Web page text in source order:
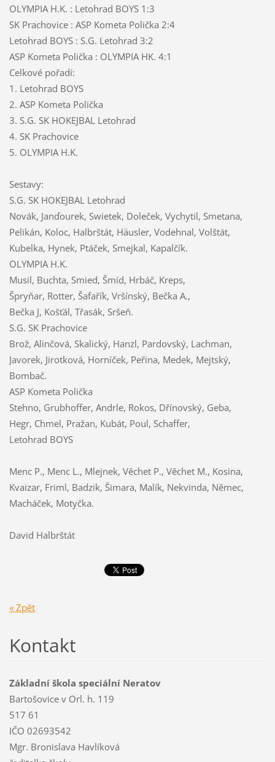
OLYMPIA H.K. : Letohrad BOYS 1:3
SK Prachovice : ASP Kometa Polička 2:4
Letohrad BOYS : S.G. Letohrad 3:2
ASP Kometa Polička : OLYMPIA HK. 4:1
Celkové pořadí:
1. Letohrad BOYS
2. ASP Kometa Polička
3. S.G. SK HOKEJBAL Letohrad
4. SK Prachovice
5. OLYMPIA H.K.
Sestavy:
S.G. SK HOKEJBAL Letohrad
Novák, Janďourek, Swietek, Doleček, Vychytil, Smetana,
Pelikán, Koloc, Halbrštát, Häusler, Vodehnal, Volštát,
Kubelka, Hynek, Ptáček, Smejkal, Kapalčík.
OLYMPIA H.K.
Musil, Buchta, Smied, Šmíd, Hrbáč, Kreps,
Špryňar, Rotter, Šafařík, Vršínský, Bečka A.,
Bečka J, Košťál, Třasák, Sršeň.
S.G. SK Prachovice
Brož, Alinčová, Skalický, Hanzl, Pardovský, Lachman,
Javorek, Jirotková, Horníček, Peřina, Medek, Mejtský,
Bombač.
ASP Kometa Polička
Stehno, Grubhoffer, Andrle, Rokos, Dřínovský, Geba,
Hegr, Chmel, Pražan, Kubát, Poul, Schaffer,
Letohrad BOYS
Menc P., Menc L., Mlejnek, Věchet P., Věchet M., Kosina,
Kvaizar, Friml, Badzik, Šimara, Malík, Nekvinda, Němec,
Macháček, Motyčka.
David Halbrštát
« Zpět
Kontakt
Základní škola speciální Neratov
Bartošovice v Orl. h. 119
517 61
IČO 02693542
Mgr. Bronislava Havlíková